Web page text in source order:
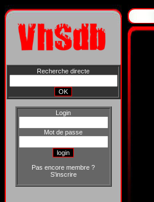
Recherche directe
Login
Mot de passe
Pas encore membre ?
S'inscrire